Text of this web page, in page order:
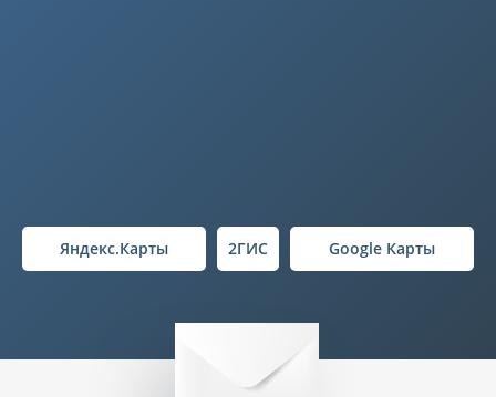
Яндекс.Карты 2ГИС Google Карты